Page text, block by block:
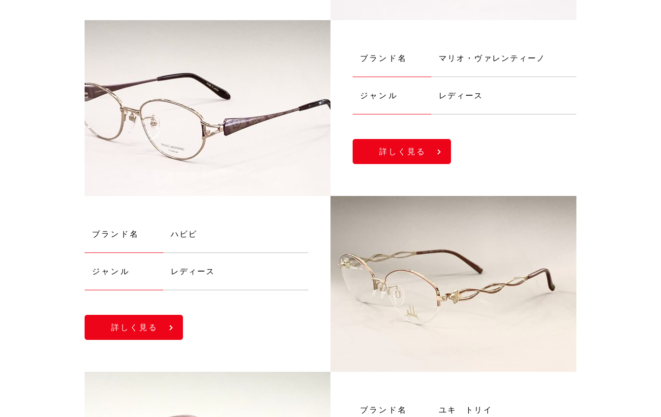
ブランド名 マリオ・ヴァレンティーノ
ジャンル レディース
詳しく見る
ブランド名 ハビビ
ジャンル レディース
詳しく見る
ブランド名 ユキ トリイ